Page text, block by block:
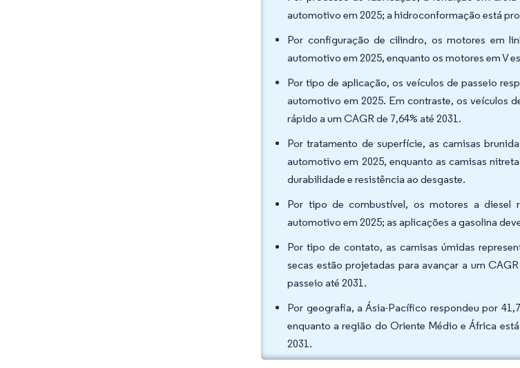
automotivo em 2025; a hidroconformação está
Por configuração de cilindro, os motores em
automotivo em 2025, enquanto os motores em V
Por tipo de aplicação, os veículos de passeio
automotivo em 2025. Em contraste, os veículos
rápido a um CAGR de 7,64% até 2031.
Por tratamento de superfície, as camisas
automotivo em 2025, enquanto as camisas
durabilidade e resistência ao desgaste.
Por tipo de combustível, os motores a diesel
automotivo em 2025; as aplicações a gasolina
Por tipo de contato, as camisas úmidas
secas estão projetadas para avançar a um
passeio até 2031.
Por geografia, a Ásia-Pacífico respondeu por
enquanto a região do Oriente Médio e África
2031.